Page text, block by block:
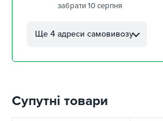
забрати 10 серпня
Автолюбителів, 8а
м. Кропивницький,
м. Київ, пр. Миколи Бажана, 26
забрати 10 серпня
Ще 4 адреси самовивозу
Супутні товари